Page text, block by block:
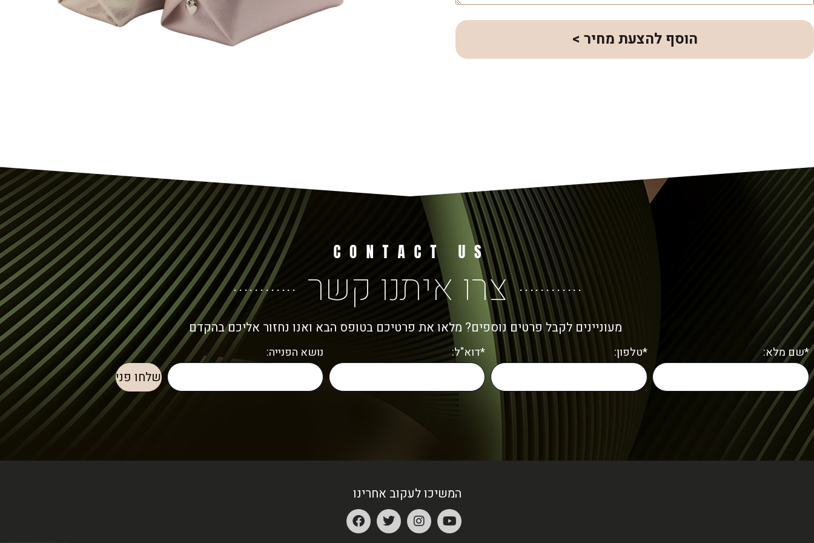
הוסף להצעת מחיר >
צרו איתנו קשר
מעוניינים לקבל פרטים נוספים? מלאו את פרטיכם בטופס הבא ואנו נחזור אליכם בהקדם
*שם מלא: *טלפון: *דוא"ל: נושא הפנייה:
המשיכו לעקוב אחרינו